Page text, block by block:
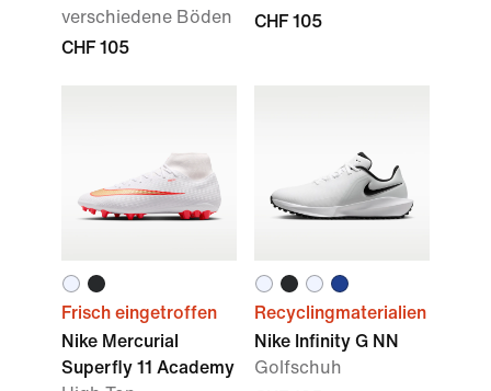
verschiedene Böden
CHF 105
CHF 105
Frisch eingetroffen
Nike Mercurial
Superfly 11 Academy
Recyclingmaterialien
Nike Infinity G NN
Golfschuh